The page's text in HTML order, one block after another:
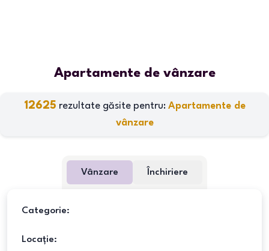
Apartamente de vânzare
12625 rezultate găsite pentru: Apartamente de
vânzare
Vânzare Închiriere
Categorie:
Locație: